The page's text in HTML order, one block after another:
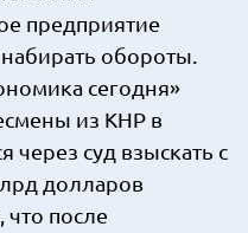
предприятие
обороты.
сегодня»
из КНР в
через суд взыскать с
долларов
после